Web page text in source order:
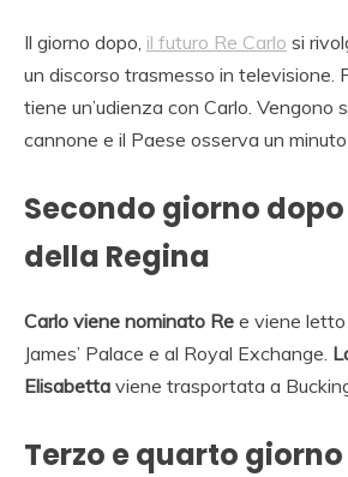
Il giorno dopo, il futuro Re Carlo si
un discorso trasmesso in televisione.
tiene un’udienza con Carlo. Vengono
cannone e il Paese osserva un
Secondo giorno
della Regina
Carlo viene nominato Re e viene
James’ Palace e al Royal Exchange.
Elisabetta viene trasportata a
Terzo e quarto